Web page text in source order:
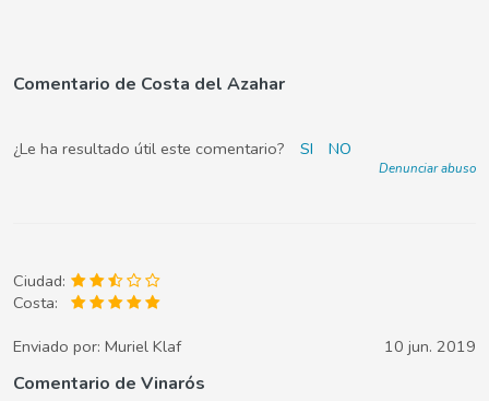
Comentario de Costa del Azahar
¿Le ha resultado útil este comentario? SI NO
Denunciar abuso
Ciudad:
Costa:
Enviado por: Muriel Klaf 10 jun. 2019
Comentario de Vinarós